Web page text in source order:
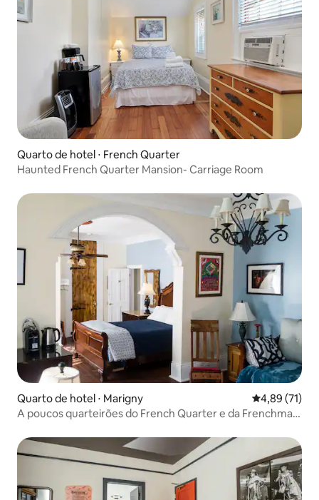
Quarto de hotel ⋅ French Quarter
Haunted French Quarter Mansion- Carriage Room
Quarto de hotel ⋅ Marigny 4,89 de uma
4,89 (71)
A poucos quarteirões do French Quarter e da Frenchman